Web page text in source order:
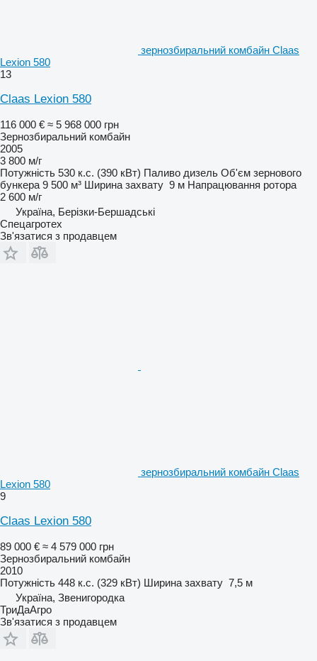
зернозбиральний комбайн Claas
Lexion 580
13
Claas Lexion 580
116 000 € ≈ 5 968 000 грн
Зернозбиральний комбайн
2005
3 800 м/г
Потужність 530 к.с. (390 кВт) Паливо дизель Об'єм зернового
бункера 9 500 м³ Ширина захвату 9 м Напрацювання ротора
2 600 м/г
Україна, Берізки-Бершадські
Спецагротех
Зв'язатися з продавцем
зернозбиральний комбайн Claas
Lexion 580
9
Claas Lexion 580
89 000 € ≈ 4 579 000 грн
Зернозбиральний комбайн
2010
Потужність 448 к.с. (329 кВт) Ширина захвату 7,5 м
Україна, Звенигородка
ТриДаАгро
Зв'язатися з продавцем